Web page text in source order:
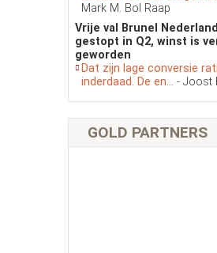
Mark M. Bol Raap
Vrije val Brunel
gestopt in Q2, winst is
geworden
Dat zijn lage conversie
inderdaad. De en... - Joost
GOLD PARTNERS